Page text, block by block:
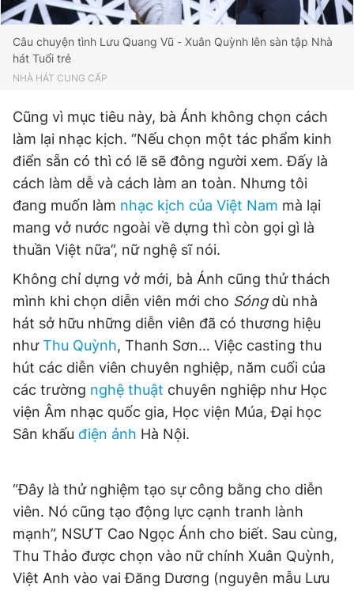
Phó tổng biên tập: Lâm Hiếu Dũng
Phó tổng biên tập: Trần Việt Hưng
Tổng thư ký tòa soạn: Đức Trung
Giấy phép xuất bản số 110/GP - BTTTT cấp ngày 24.3.2020
© 2003-2026 Bản quyền thuộc về Báo Thanh Niên. Cấm sao
Câu chuyện tình Lưu Quang Vũ - Xuân Quỳnh lên sàn tập Nhà
hát Tuổi trẻ
NHÀ HÁT CUNG CẤP
Cũng vì mục tiêu này, bà Ánh không chọn cách
làm lại nhạc kịch. “Nếu chọn một tác phẩm kinh
điển sẵn có thì có lẽ sẽ đông người xem. Đấy là
cách làm dễ và cách làm an toàn. Nhưng tôi
đang muốn làm nhạc kịch của Việt Nam mà lại
mang vở nước ngoài về dựng thì còn gọi gì là
thuần Việt nữa”, nữ nghệ sĩ nói.
Không chỉ dựng vở mới, bà Ánh cũng thử thách
mình khi chọn diễn viên mới cho Sóngdù nhà
hát sở hữu những diễn viên đã có thương hiệu
nhưThu Quỳnh, Thanh Sơn… Việc casting thu
hút các diễn viên chuyên nghiệp, năm cuối của
các trường nghệ thuật chuyên nghiệp như Học
viện Âm nhạc quốc gia, Học viện Múa, Đại học
Sân khấu điện ảnh Hà Nội.
“Đây là thử nghiệm tạo sự công bằng cho diễn
viên. Nó cũng tạo động lực cạnh tranh lành
mạnh”, NSƯT Cao Ngọc Ánh cho biết. Sau cùng,
Thu Thảo được chọn vào nữ chính Xuân Quỳnh,
Việt Anh vào vai Đăng Dương (nguyên mẫu Lưu